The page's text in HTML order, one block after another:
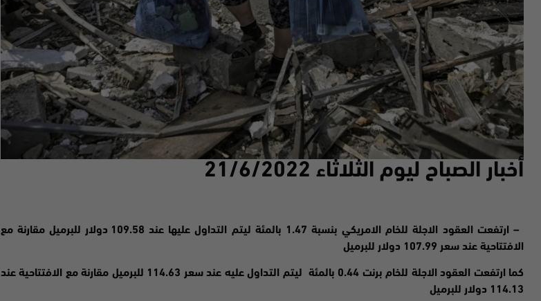
أخبار الصباح ليوم الثلاثاء 21 /6/2022
– ارتفعت
العقود الاجلة للخام الامريكي بنسبة 1.47 بالمئة ليتم التداول عليها عند 109.58 دولار للبرميل مقارنة مع
الافتتاحية عند سعر 107.99 دولار للبرميل
كما ارتفعت العقود الاجلة للخام برنت 0.44 بالمئة ليتم التداول عليه عند سعر 114.63 للبرميل مقارنة مع الافتتاحية عند
114.13 دولار للبرميل